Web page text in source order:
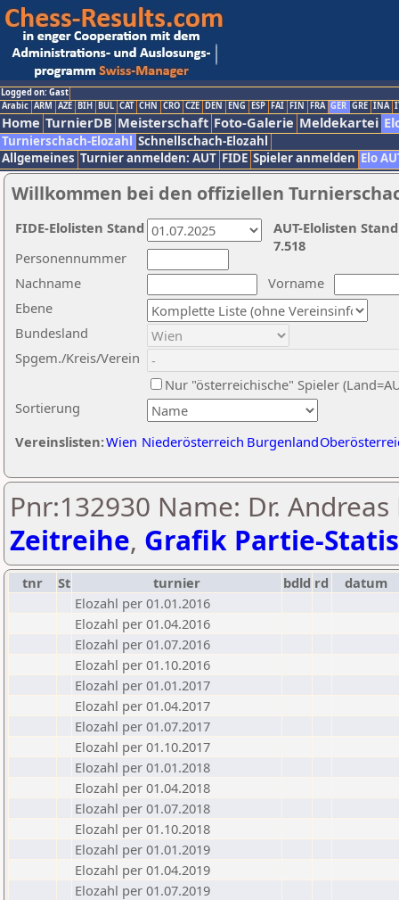
Logged on: Gast
Arabic ARM AZE BIH BUL CAT CHN CRO CZE DEN ENG ESP FAI FIN FRA GER GRE INA
Home TurnierDB Meisterschaft Foto-Galerie Meldekartei
Turnierschach-Elozahl Schnellschach-Elozahl
Allgemeines Turnier anmelden: AUT FIDE Spieler anmelden Elo
Willkommen bei den offiziellen
Nachname
Vorname
Ebene
Sortierung
Personennummer
Bundesland
Spgem./Kreis/Verein
Nur "österreichische" Spieler
Vereinslisten:Wien Niederösterreich Burgenland
AUT-Elolisten
7.518
FIDE-Elolisten Stand
Pnr:132930 Name: Dr.
Zeitreihe, Grafik Partie-
tnr St turnier bdld rd
datum
Elozahl per 01.01.2016
Elozahl per 01.04.2016
Elozahl per 01.07.2016
Elozahl per 01.10.2016
Elozahl per 01.01.2017
Elozahl per 01.04.2017
Elozahl per 01.07.2017
Elozahl per 01.10.2017
Elozahl per 01.01.2018
Elozahl per 01.04.2018
Elozahl per 01.07.2018
Elozahl per 01.10.2018
Elozahl per 01.01.2019
Elozahl per 01.04.2019
Elozahl per 01.07.2019